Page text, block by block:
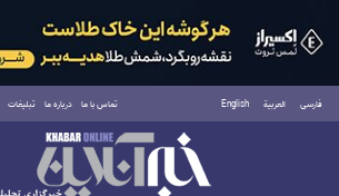
فارسی العربية English تماس با ما درباره ما تبلیغات
پنجشنبه ۱۵ مرداد ۱۴۰۵